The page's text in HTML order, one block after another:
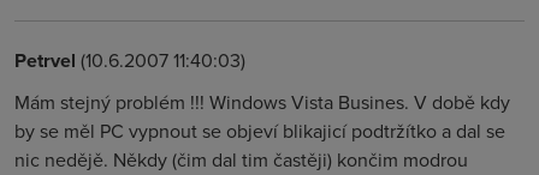
Petrvel (10.6.2007 11:40:03)
Mám stejný problém !!! Windows Vista Busines. V době kdy
by se měl PC vypnout se objeví blikajicí podtržítko a dal se
nic nedějě. Někdy (čim dal tim častěji) končim modrou